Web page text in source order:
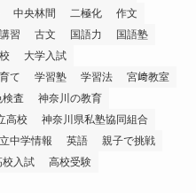
中央林間 二極化
作文
習 古文 国語力
国語塾
大学入試
て 学習塾 学習法
宮﨑教室
検査
神奈川の教育
高校
神奈川県私塾協同組合
中学情報 英語
親子で挑戦
校入試 高校受験